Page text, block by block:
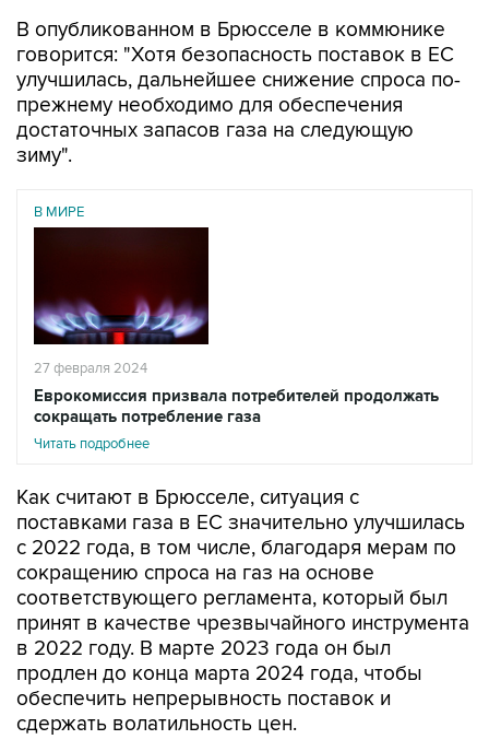
В опубликованном в Брюсселе в коммюнике
говорится: "Хотя безопасность поставок в ЕС
улучшилась, дальнейшее снижение спроса по-
прежнему необходимо для обеспечения
достаточных запасов газа на следующую
зиму".
В МИРЕ
27 февраля 2024
Еврокомиссия призвала потребителей продолжать
сокращать потребление газа
Читать подробнее
Как считают в Брюсселе, ситуация с
поставками газа в ЕС значительно улучшилась
с 2022 года, в том числе, благодаря мерам по
сокращению спроса на газ на основе
соответствующего регламента, который был
принят в качестве чрезвычайного инструмента
в 2022 году. В марте 2023 года он был
продлен до конца марта 2024 года, чтобы
обеспечить непрерывность поставок и
сдержать волатильность цен.